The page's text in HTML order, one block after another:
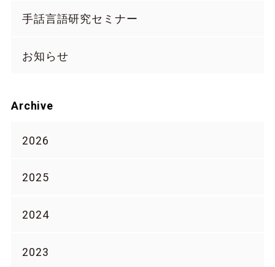
手話言語研究セミナー
お知らせ
Archive
2026
2025
2024
2023